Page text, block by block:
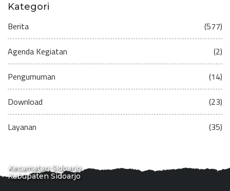
Kategori
Berita (577)
Agenda Kegiatan (2)
Pengumuman (14)
Download (23)
Layanan (35)
Kecamatan Sidoarjo
Kabupaten Sidoarjo